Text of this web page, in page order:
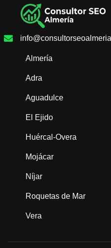
Almería
Adra
Aguadulce
El Ejido
Huércal-Overa
Mojácar
Níjar
Roquetas de Mar
Vera